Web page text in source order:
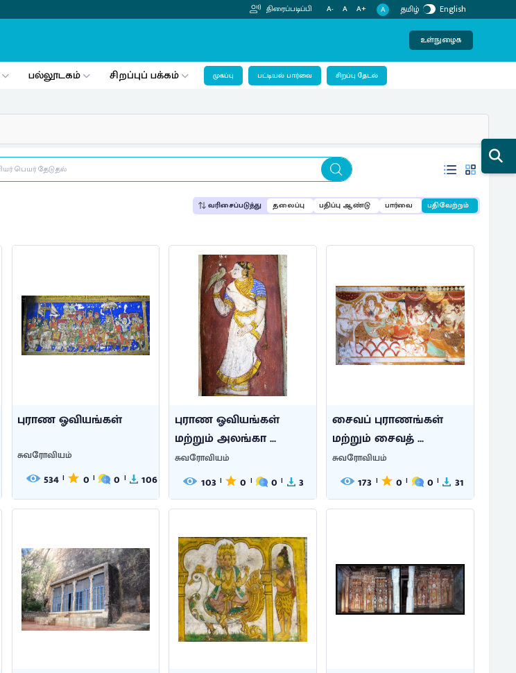
திரைப்படிப்பி A- A A+ A தமிழ் English
உள்நுழைக
பல்லூடகம் சிறப்புப் பக்கம் முகப்பு பட்டியல் பார்வை சிறப்பு தேடல்
வரிசைப்படுத்து தலைப்பு பதிப்பு ஆண்டு பார்வை பதிவேற்றம்
புராண ஓவியங்கள்
சுவரோவியம்
534 | 0 | 0 | 106
புராண ஓவியங்கள்
மற்றும் அலங்கா ...
சுவரோவியம்
103 | 0 | 0 | 3
சைவப் புராணங்கள்
மற்றும் சைவத் ...
சுவரோவியம்
173 | 0 | 0 | 31